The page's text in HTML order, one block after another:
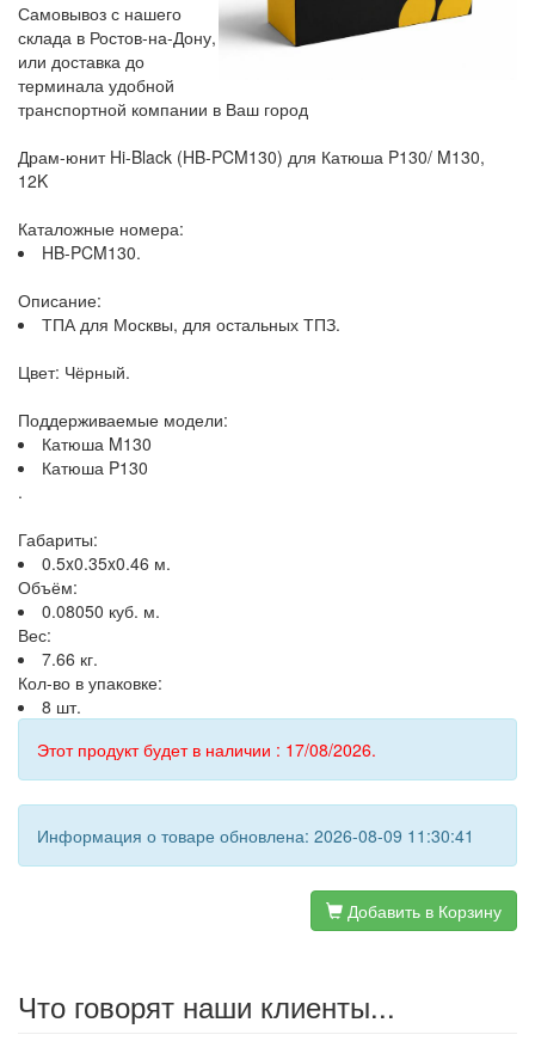
Самовывоз с нашего
склада в Ростов-на-Дону,
или доставка до
терминала удобной
транспортной компании в Ваш город
Драм-юнит Hi-Black (HB-PCM130) для Катюша P130/ M130,
12K
Каталожные номера:
HB-PCM130.
Описание:
ТПА для Москвы, для остальных ТПЗ.
Цвет: Чёрный.
Поддерживаемые модели:
Катюша M130
Катюша P130
.
Габариты:
0.5x0.35x0.46 м.
Объём:
0.08050 куб. м.
Вес:
7.66 кг.
Кол-во в упаковке:
8 шт.
Этот продукт будет в наличии : 17/08/2026.
Информация о товаре обновлена: 2026-08-09 11:30:41
Добавить в Корзину
Что говорят наши клиенты...